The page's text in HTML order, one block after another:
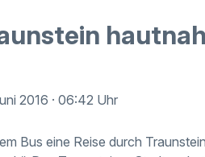
hautnah
2016 · 06:42 Uhr
Bus eine Reise durch